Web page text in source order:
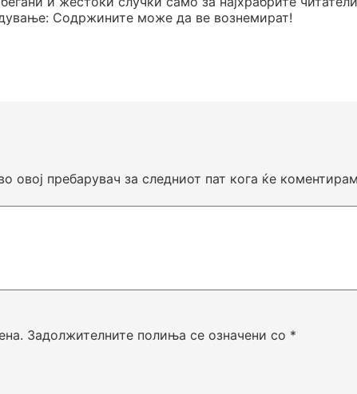
Содржините може да ве вознемират!
Задолжителните полиња се означени со *
овој пребарувач за следниот пат кога ќе